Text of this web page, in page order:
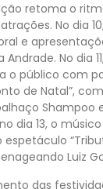
retoma o
No dia
e
Andrade. No dia
o público com
de Natal”,
Shampoo
dia 13, o
Luiz
das